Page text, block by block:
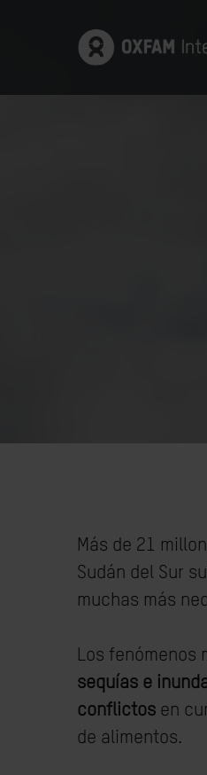
Más de 21
Sudán del Sur
muchas más
Los fenómenos
sequías e
conflictos en
de alimentos.